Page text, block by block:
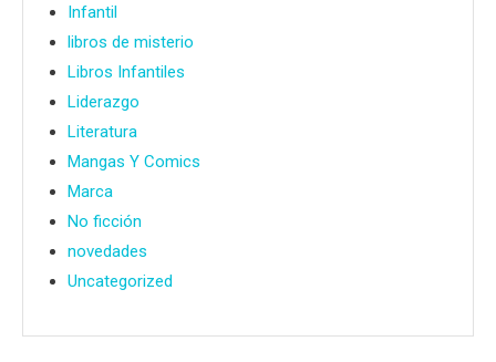
Infantil
libros de misterio
Libros Infantiles
Liderazgo
Literatura
Mangas Y Comics
Marca
No ficción
novedades
Uncategorized